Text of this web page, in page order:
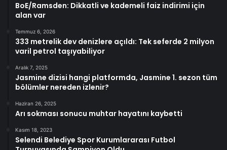
BoE/Ramsden: Dikkatli ve kademeli faiz indirimi için
alan var
Temmuz 6, 2026
333 metrelik dev denizlere açıldı: Tek seferde 2 milyon
varil petrol taşıyabiliyor
Aralık 7, 2025
Jasmine dizisi hangi platformda, Jasmine 1. sezon tüm
bölümler nereden izlenir?
Haziran 26, 2025
Arı sokması sonucu muhtar hayatını kaybetti
Kasım 18, 2023
Selendi Belediye Spor Kurumlararası Futbol